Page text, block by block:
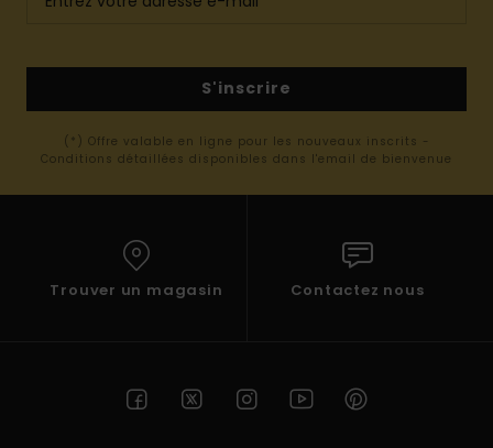
S'inscrire
(*) Offre valable en ligne pour les nouveaux inscrits -
Conditions détaillées disponibles dans l'email de bienvenue
Trouver un magasin Contactez nous